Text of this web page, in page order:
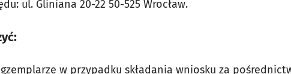
ul. Gliniana 20-22 50-525 Wrocław.
w przypadku składania wniosku za